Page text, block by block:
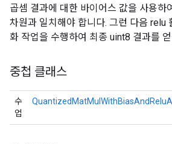
곱셈 결과에 대한 바이어스 값을 사용
차원과 일치해야 합니다. 그런 다음 relu
화 작업을 수행하여 최종 uint8 결과를
중첩 클래스
수
업